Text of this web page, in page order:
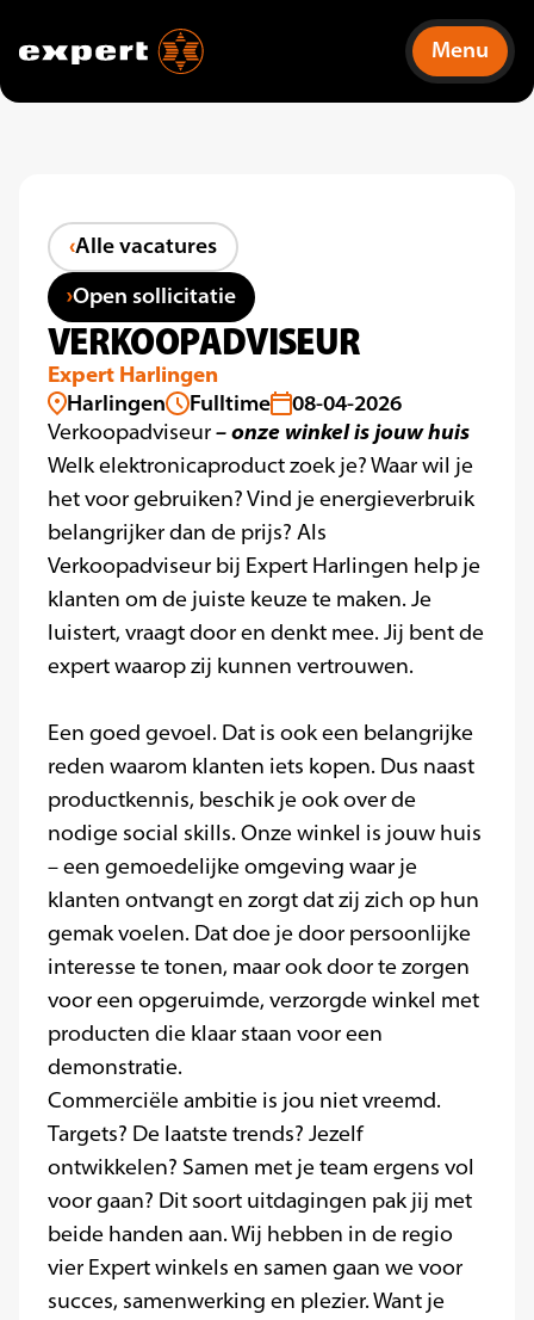
Menu
Alle vacatures
Open sollicitatie
VERKOOPADVISEUR
Expert Harlingen
Harlingen
Fulltime 08-04-2026
Verkoopadviseur– onze winkel is jouw huis
Welk elektronicaproduct zoek je? Waar wil je
het voor gebruiken? Vind je energieverbruik
belangrijker dan de prijs? Als
Verkoopadviseur bij Expert Harlingen help je
klanten om de juiste keuze te maken. Je
luistert, vraagt door en denkt mee. Jij bent de
expert waarop zij kunnen vertrouwen.
Een goed gevoel. Dat is ook een belangrijke
reden waarom klanten iets kopen. Dus naast
productkennis, beschik je ook over de
nodige social skills. Onze winkel is jouw huis
– een gemoedelijke omgeving waar je
klanten ontvangt en zorgt dat zij zich op hun
gemak voelen. Dat doe je door persoonlijke
interesse te tonen, maar ook door te zorgen
voor een opgeruimde, verzorgde winkel met
producten die klaar staan voor een
demonstratie.
Commerciële ambitie is jou niet vreemd.
Targets? De laatste trends? Jezelf
ontwikkelen? Samen met je team ergens vol
voor gaan? Dit soort uitdagingen pak jij met
beide handen aan. Wij hebben in de regio
vier Expert winkels en samen gaan we voor
succes, samenwerking en plezier. Want je